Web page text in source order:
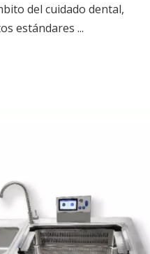
del cuidado dental,
estándares ...